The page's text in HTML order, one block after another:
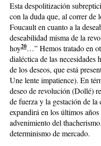
Esta despolitización
con la duda que, al correr de
Foucault en cuanto a la
deseabilidad misma de la
hoy20…” Hemos tratado en
dialéctica de las necesidades
de los deseos, que está
Une lente impatience). En
deseo de revolución (Dollé)
de fuerza y la gestación de
expandirá en los últimos
advenimiento del
determinismo de mercado.